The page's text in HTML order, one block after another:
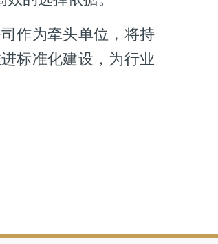
作为牵头单位，将持
标准化建设，为行业